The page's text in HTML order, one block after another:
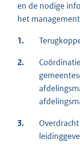
en de nodige
het
1.
2.
3.